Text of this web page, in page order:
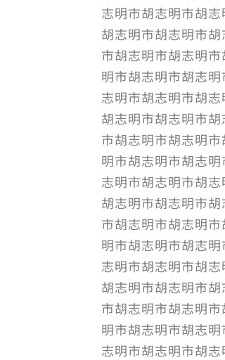
志明市胡志明市胡
胡志明市胡志明市
市胡志明市胡志明
明市胡志明市胡志
志明市胡志明市胡
胡志明市胡志明市
市胡志明市胡志明
明市胡志明市胡志
志明市胡志明市胡
胡志明市胡志明市
市胡志明市胡志明
明市胡志明市胡志
志明市胡志明市胡
胡志明市胡志明市
市胡志明市胡志明
明市胡志明市胡志
志明市胡志明市胡